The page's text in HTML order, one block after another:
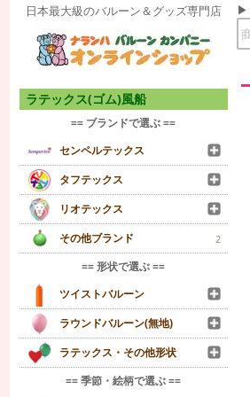
日本最大級のバルーン＆グッズ専門店
ラテックス(ゴム)風船
== ブランドで選ぶ ==
センペルテックス
タフテックス
リオテックス
その他ブランド
2
== 形状で選ぶ ==
ツイストバルーン
ラウンドバルーン(無地)
ラテックス・その他形状
== 季節・絵柄で選ぶ ==